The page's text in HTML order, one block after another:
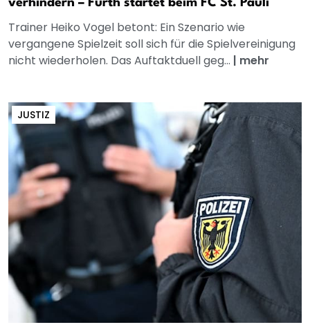
verhindern – Fürth startet beim FC St. Pauli
Trainer Heiko Vogel betont: Ein Szenario wie
vergangene Spielzeit soll sich für die Spielvereinigung
nicht wiederholen. Das Auftaktduell geg... | mehr
JUSTIZ